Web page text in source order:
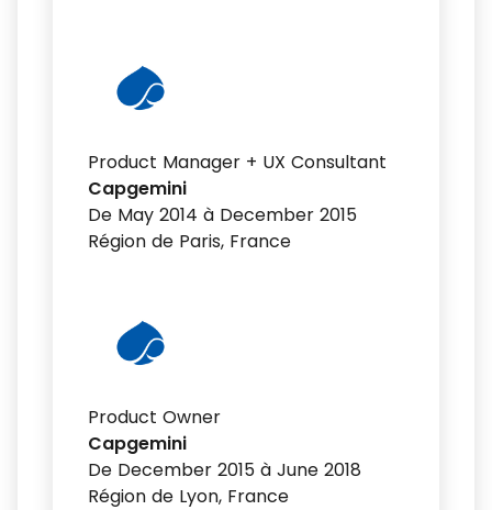
Product Manager + UX Consultant
Capgemini
De May 2014 à December 2015
Région de Paris, France
Product Owner
Capgemini
De December 2015 à June 2018
Région de Lyon, France